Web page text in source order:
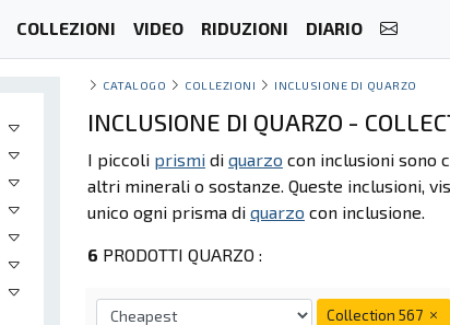
COLLEZIONI VIDEO RIDUZIONI DIARIO
CATALOGO COLLEZIONI INCLUSIONE DI QUARZO
INCLUSIONE DI QUARZO -
I piccoli prismi di quarzo con inclusioni sono
altri minerali o sostanze. Queste inclusioni,
unico ogni prisma di quarzo con inclusione.
6 PRODOTTI QUARZO :
Collection 567